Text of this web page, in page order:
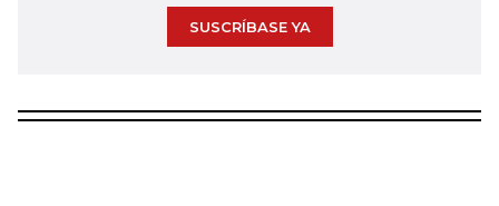
SUSCRÍBASE YA